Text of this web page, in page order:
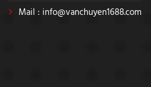
Mail : info@vanchuyen1688.com